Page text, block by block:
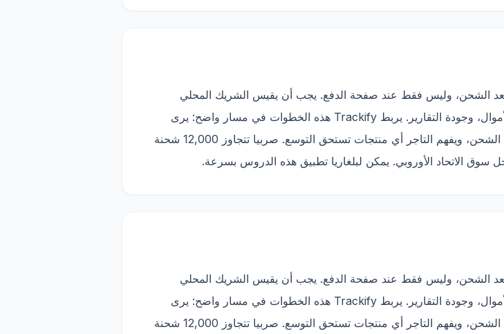
بعد الشحن، وليس فقط عند صفحة الدفع. يجب أن يقيس الشريك المحلي
التأكيدات، والتسليمات الفعلية، والمرتجعات، وسرعة تحصيل الأموال، وجودة التقارير. يربط Trackify هذه الخطوات في مسار واضح: يرى
العميل الطلبات، ويرى الفريق المحلي الحالات، ويتم تتبع شركة الشحن، ويفهم التاجر أي منتجات تستحق التوسع. صربيا تتجاوز 12,000 شحنة
بعد الشحن، وليس فقط عند صفحة الدفع. يجب أن يقيس الشريك المحلي
التأكيدات، والتسليمات الفعلية، والمرتجعات، وسرعة تحصيل الأموال، وجودة التقارير. يربط Trackify هذه الخطوات في مسار واضح: يرى
العميل الطلبات، ويرى الفريق المحلي الحالات، ويتم تتبع شركة الشحن، ويفهم التاجر أي منتجات تستحق التوسع. صربيا تتجاوز 12,000 شحنة